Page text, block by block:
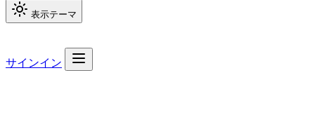
表示テーマ
サインイン